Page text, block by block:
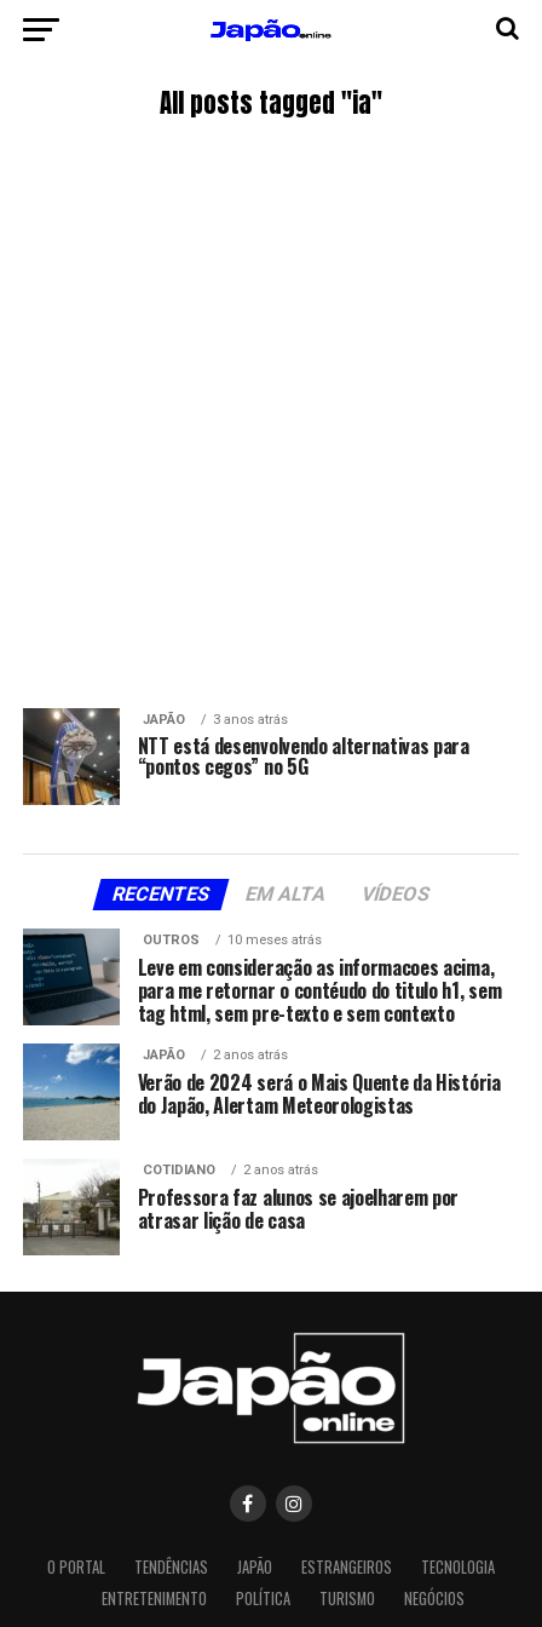
All posts tagged "ia"
JAPÃO 3 anos atrás
NTT está desenvolvendo alternativas para
“pontos cegos” no 5G
RECENTES EM ALTA VÍDEOS
OUTROS 10 meses atrás
Leve em consideração as informacoes acima,
para me retornar o contéudo do titulo h1, sem
tag html, sem pre-texto e sem contexto
JAPÃO 2 anos atrás
Verão de 2024 será o Mais Quente da História
do Japão, Alertam Meteorologistas
COTIDIANO 2 anos atrás
Professora faz alunos se ajoelharem por
atrasar lição de casa
O PORTAL TENDÊNCIAS JAPÃO ESTRANGEIROS
TECNOLOGIA
ENTRETENIMENTO
POLÍTICA TURISMO NEGÓCIOS